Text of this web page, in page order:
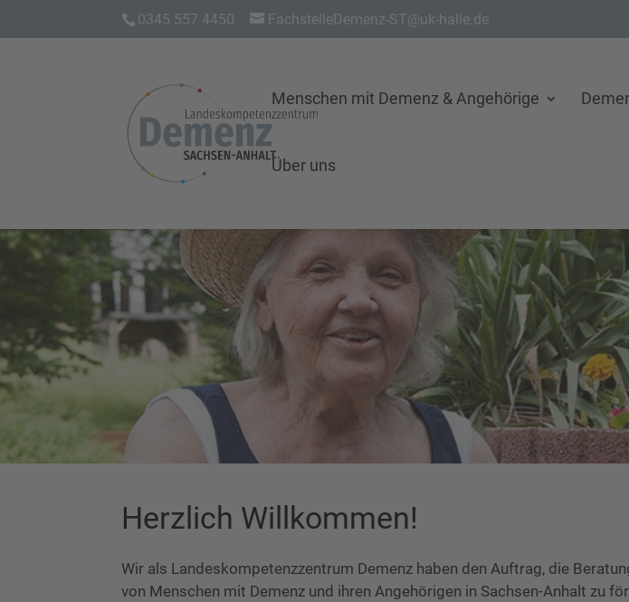
0345 557 4450 FachstelleDemenz-ST@uk-halle.de
Menschen mit Demenz & Angehörige
Über uns
Herzlich Willkommen!
Wir als Landeskompetenzzentrum Demenz haben den Auftrag, die
von Menschen mit Demenz und ihren Angehörigen in Sachsen-Anhalt zu